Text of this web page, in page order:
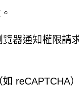
覽器通知權限請
reCAPTCHA